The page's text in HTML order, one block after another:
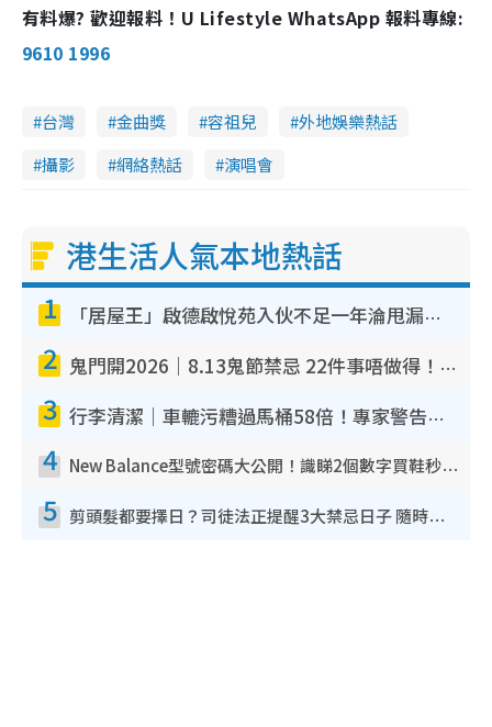
有料爆? 歡迎報料！U Lifestyle WhatsApp 報料專線:
9610 1996
台灣 金曲獎 容祖兒
外地娛樂熱話
攝影
網絡熱話 演唱會
港生活人氣本地熱話
1 「居屋王」啟德啟悅苑入伙不足一年淪甩漏之王！插頭噴火花致大停電 多戶業主全屋家電報銷
2 鬼門開2026｜8.13鬼節禁忌 22件事唔做得！燒肉、刺身要少食？半夜勿吹口哨/打呢個電話
3 行李清潔｜車轆污糟過馬桶58倍！專家警告忌用酒精抹 教1招免污手除菌
4 New Balance型號密碼大公開！識睇2個數字買鞋秒知功能免中伏 附5大熱門鞋款
5 剪頭髮都要擇日？司徒法正提醒3大禁忌日子 隨時剪走財運！呢日剪髮恐「剪壽命」？